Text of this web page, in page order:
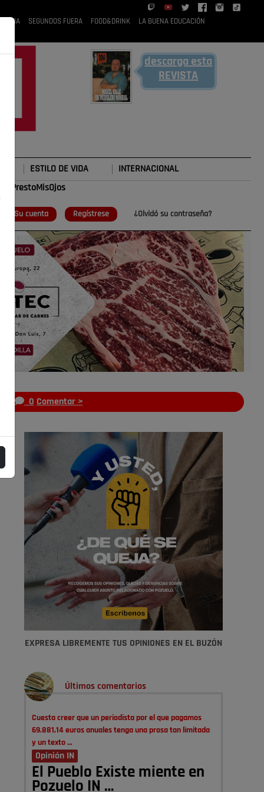
RUBIA SEGUNDOS FUERA FOOD&DRINK
LA BUENA EDUCACIÓN
descarga esta
REVISTA
ESTILO DE VIDA INTERNACIONAL
#TePrestoMisOjos
Su cuenta Regístrese ¿Olvidó su contraseña?
0 Comentar >
EXPRESA LIBREMENTE TUS OPINIONES EN EL BUZÓN
Últimos comentarios
Cuesta creer que un periodista por el que pagamos
69.881,14 euros anuales tenga una prosa tan limitada
y un texto …
Opinión IN
El Pueblo Existe miente en
Pozuelo IN …